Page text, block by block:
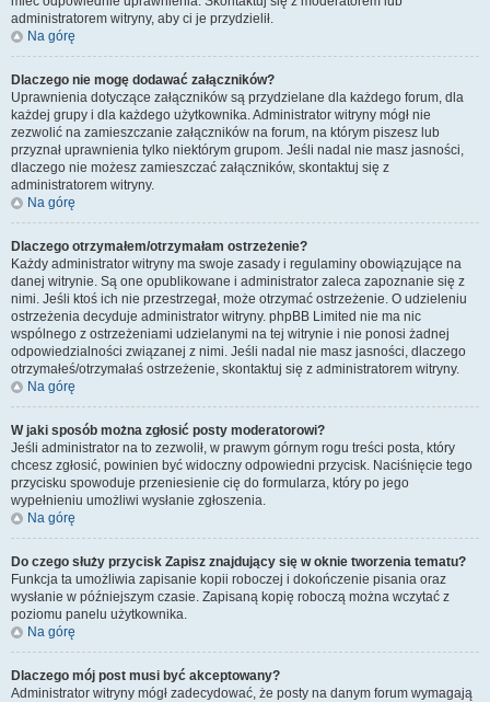
administratorem witryny, aby ci je przydzielił.
Na górę
Dlaczego nie mogę dodawać załączników?
Uprawnienia dotyczące załączników są przydzielane dla każdego forum, dla
każdej grupy i dla każdego użytkownika. Administrator witryny mógł nie
zezwolić na zamieszczanie załączników na forum, na którym piszesz lub
przyznał uprawnienia tylko niektórym grupom. Jeśli nadal nie masz jasności,
dlaczego nie możesz zamieszczać załączników, skontaktuj się z
administratorem witryny.
Na górę
Dlaczego otrzymałem/otrzymałam ostrzeżenie?
Każdy administrator witryny ma swoje zasady i regulaminy obowiązujące na
danej witrynie. Są one opublikowane i administrator zaleca zapoznanie się z
nimi. Jeśli ktoś ich nie przestrzegał, może otrzymać ostrzeżenie. O udzieleniu
ostrzeżenia decyduje administrator witryny. phpBB Limited nie ma nic
wspólnego z ostrzeżeniami udzielanymi na tej witrynie i nie ponosi żadnej
odpowiedzialności związanej z nimi. Jeśli nadal nie masz jasności, dlaczego
otrzymałeś/otrzymałaś ostrzeżenie, skontaktuj się z administratorem witryny.
Na górę
W jaki sposób można zgłosić posty moderatorowi?
Jeśli administrator na to zezwolił, w prawym górnym rogu treści posta, który
chcesz zgłosić, powinien być widoczny odpowiedni przycisk. Naciśnięcie tego
przycisku spowoduje przeniesienie cię do formularza, który po jego
wypełnieniu umożliwi wysłanie zgłoszenia.
Na górę
Do czego służy przycisk Zapisz znajdujący się w oknie tworzenia tematu?
Funkcja ta umożliwia zapisanie kopii roboczej i dokończenie pisania oraz
wysłanie w późniejszym czasie. Zapisaną kopię roboczą można wczytać z
poziomu panelu użytkownika.
Na górę
Dlaczego mój post musi być akceptowany?
Administrator witryny mógł zadecydować, że posty na danym forum wymagają